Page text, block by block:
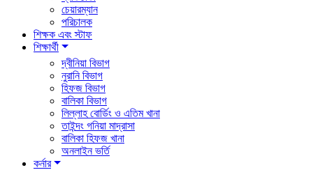
চেয়ারম্যান
পরিচালক
শিক্ষক এবং স্টাফ
শিক্ষার্থী
দ্বীনিয়া বিভাগ
নুরানি বিভাগ
হিফজ বিভাগ
বালিকা বিভাগ
লিল্লাহ বোর্ডিং ও এতিম খানা
তাইন্দং গনিয়া মাদ্রাসা
বালিকা হিফজ খানা
অনলাইন ভর্তি
কর্নার